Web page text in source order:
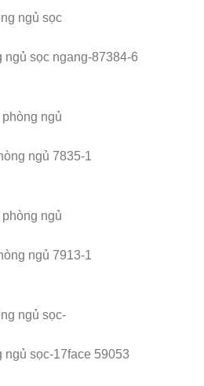
sọc ngang-87384-6
ngủ 7835-1
ngủ 7913-1
sọc-17face 59053